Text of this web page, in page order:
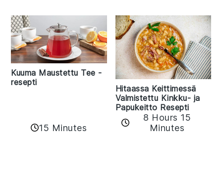
Kuuma Maustettu Tee -
resepti
15 Minutes
Hitaassa Keittimessä
Valmistettu Kinkku- ja
Papukeitto Resepti
8 Hours 15
Minutes